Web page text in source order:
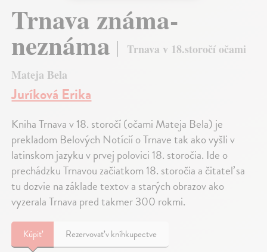
Trnava známa-
neznáma
Trnava v 18.storočí očami
Mateja Bela
Juríková Erika
Kniha Trnava v 18. storočí (očami Mateja Bela) je
prekladom Belových Notícií o Trnave tak ako vyšli v
latinskom jazyku v prvej polovici 18. storočia. Ide o
prechádzku Trnavou začiatkom 18. storočia a čitateľ sa
tu dozvie na základe textov a starých obrazov ako
vyzerala Trnava pred takmer 300 rokmi.
Kúpiť Rezervovať v kníhkupectve